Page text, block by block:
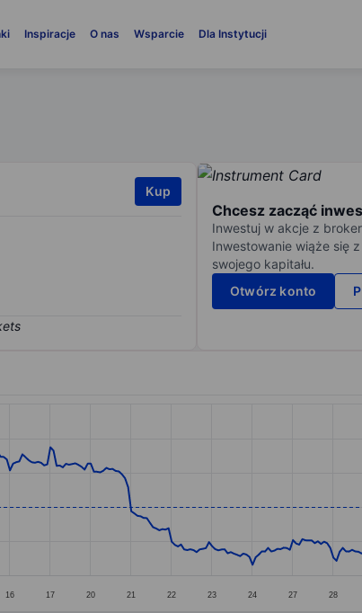
Inspiracje O nas Wsparcie Dla Instytucji
Kup
Chcesz zacząć
Inwestuj w akcje z
Inwestowanie wiąże się
swojego kapitału.
Otwórz konto
Data ranges from 30.35 to 42.72.
16 17 20 21 22 23 24 27 28